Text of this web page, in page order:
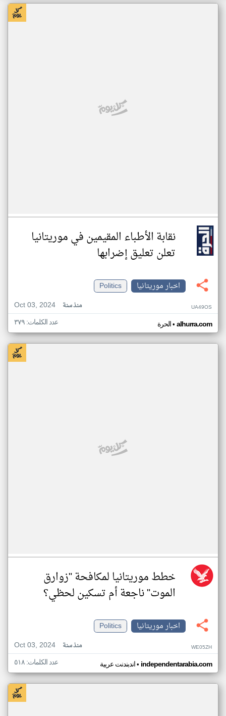
نقابة الأطباء المقيمين في موريتانيا
تعلن تعليق إضرابها
اخبار موريتانيا
Politics
Oct 03, 2024
منذ سنة UA49OS
الحرة• alhurra.com عدد الكلمات: ٣٧٩
خطط موريتانيا لمكافحة "زوارق
الموت" ناجعة أم تسكين لحظي؟
اخبار موريتانيا
Politics
Oct 03, 2024
منذ سنة WE05ZH
اندبندنت عربية• independentarabia.com عدد الكلمات: ٥١٨